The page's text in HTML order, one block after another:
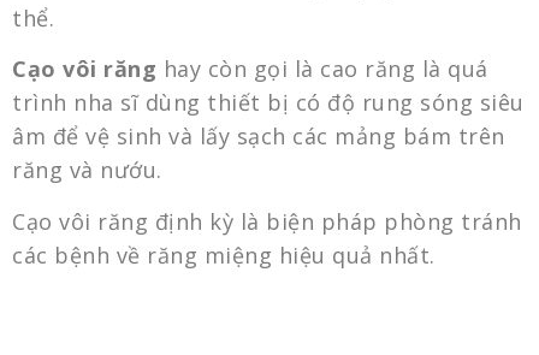
thể.
Cạo vôi răng hay còn gọi là cao răng là quá
trình nha sĩ dùng thiết bị có độ rung sóng siêu
âm để vệ sinh và lấy sạch các mảng bám trên
răng và nướu.
Cạo vôi răng định kỳ là biện pháp phòng tránh
các bệnh về răng miệng hiệu quả nhất.